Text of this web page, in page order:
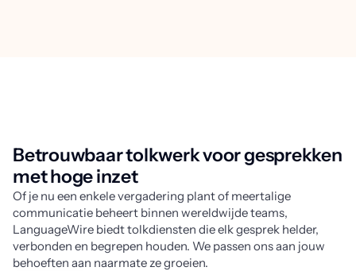
Betrouwbaar tolkwerk voor gesprekken
met hoge inzet
Of je nu een enkele vergadering plant of meertalige
communicatie beheert binnen wereldwijde teams,
LanguageWire biedt tolkdiensten die elk gesprek helder,
verbonden en begrepen houden. We passen ons aan jouw
behoeften aan naarmate ze groeien.